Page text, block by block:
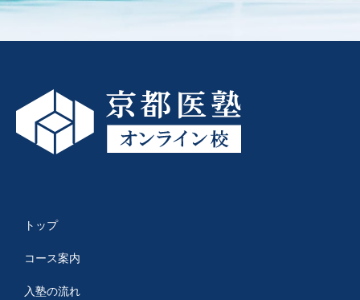
トップ
コース案内
入塾の流れ